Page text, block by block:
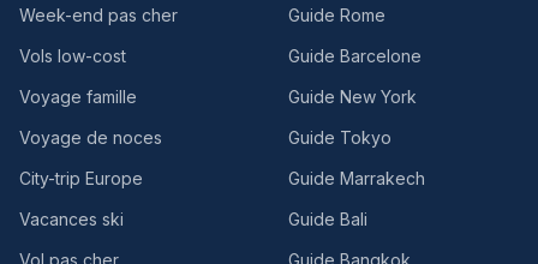
Week-end pas cher
Vols low-cost
Voyage famille
Voyage de noces
City-trip Europe
Vacances ski
Vol pas cher
Guide Rome
Guide Barcelone
Guide New York
Guide Tokyo
Guide Marrakech
Guide Bali
Guide Bangkok